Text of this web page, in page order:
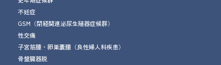
不妊症
GSM （閉経関連泌尿生殖器症候群）
性交痛
子宮筋腫・卵巣嚢腫（良性婦人科疾患）
骨盤臓器脱